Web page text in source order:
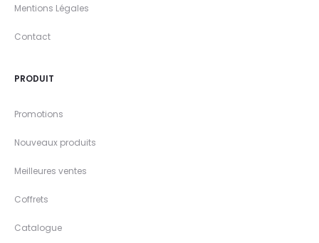
Mentions Légales
Contact
PRODUIT
Promotions
Nouveaux produits
Meilleures ventes
Coffrets
Catalogue